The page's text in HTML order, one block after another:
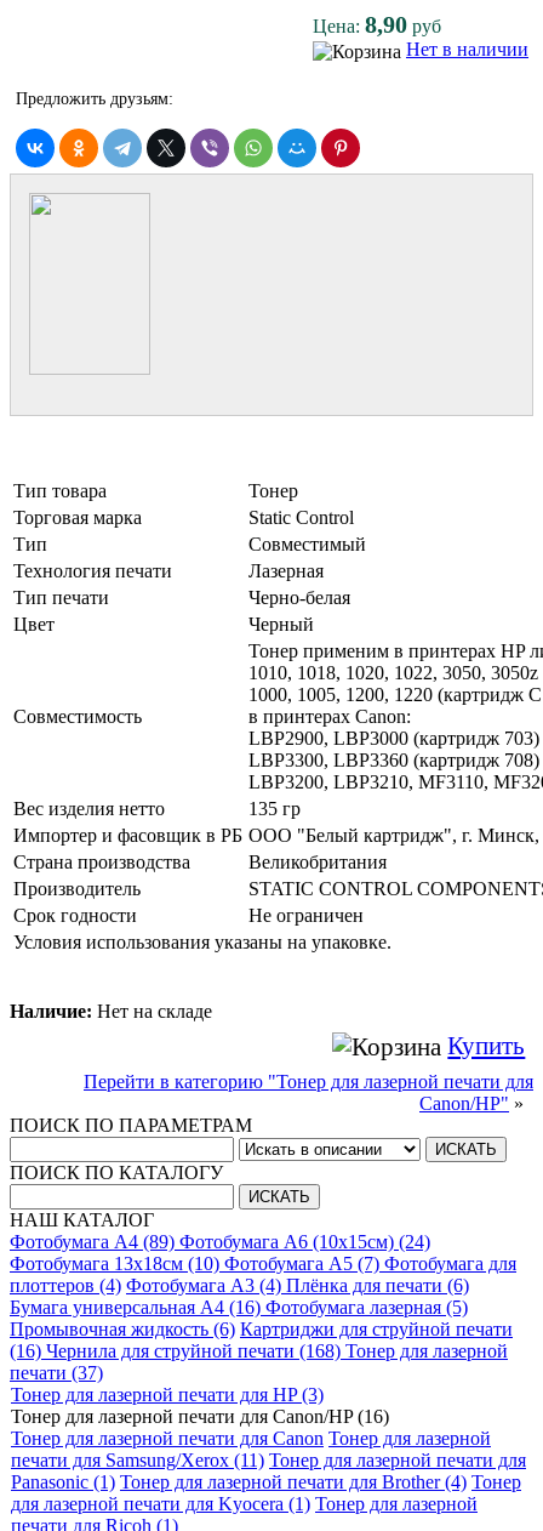
Цена: 8,90 руб
Нет в наличии
Предложить друзьям:
Тип товара
Тонер
Торговая марка
Static Control
Тип
Совместимый
Технология печати
Лазерная
Тип печати
Черно-белая
Цвет
Черный
Совместимость
Тонер применим в принтерах HP
1010, 1018, 1020, 1022, 3050,
1000, 1005, 1200, 1220 (картридж
в принтерах Canon:
LBP2900, LBP3000 (картридж 703)
LBP3300, LBP3360 (картридж 708)
LBP3200, LBP3210, MF3110,
Вес изделия нетто
135 гр
Импортер и фасовщик в РБ ООО "Белый картридж", г. Минск,
Страна производства
Великобритания
Производитель
STATIC CONTROL
Срок годности
Не ограничен
Условия использования указаны на упаковке.
Наличие: Нет на складе
Купить
Перейти в категорию "Тонер для лазерной печати для
Canon/HP" »
ПОИСК ПО ПАРАМЕТРАМ
ПОИСК ПО КАТАЛОГУ
НАШ КАТАЛОГ
Фотобумага A4 (89) Фотобумага A6 (10х15см) (24)
Фотобумага 13х18см (10) Фотобумага A5 (7) Фотобумага для
плоттеров (4) Фотобумага A3 (4) Плёнка для печати (6)
Бумага универсальная A4 (16) Фотобумага лазерная (5)
Промывочная жидкость (6) Картриджи для струйной печати
(16) Чернила для струйной печати (168) Тонер для лазерной
печати (37)
Тонер для лазерной печати для HP (3)
Тонер для лазерной печати для Canon/HP (16)
Тонер для лазерной печати для Canon Тонер для лазерной
печати для Samsung/Xerox (11) Тонер для лазерной печати для
Panasonic (1) Тонер для лазерной печати для Brother (4) Тонер
для лазерной печати для Kyocera (1) Тонер для лазерной
печати для Ricoh (1)